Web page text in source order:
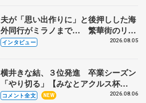
夫が「思い出作りに」と後押しした海
外同行がミラノまで… 繁華街のリン
クでは不良のお兄さんも味方に 小林
インタビュー 2026.08.05
横井きな結、３位発進 卒業シーズン
「やり切る」【みなとアクルス杯
SP】
コメント全文 NEW 2026.08.06